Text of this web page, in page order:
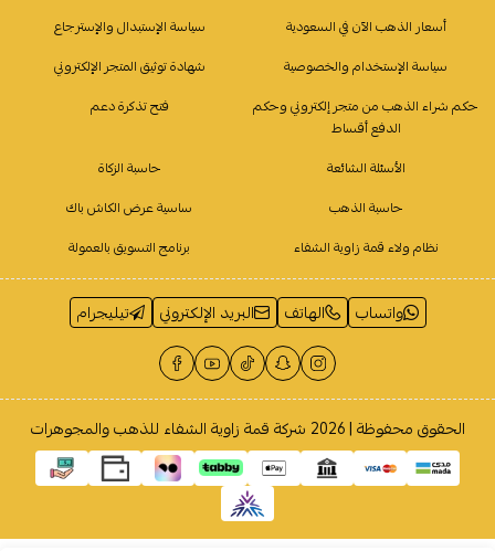
أسعار الذهب الآن في السعودية
سياسة الإستبدال والإسترجاع
سياسة الإستخدام والخصوصية
شهادة توثيق المتجر الإلكتروني
حكم شراء الذهب من متجر إلكتروني وحكم
الدفع أقساط
فتح تذكرة دعم
الأسئلة الشائعة
حاسبة الزكاة
حاسبة الذهب
ساسية عرض الكاش باك
نظام ولاء قمة زاوية الشفاء
برنامج التسويق بالعمولة
واتساب الهاتف البريد الإلكتروني تيليجرام
الحقوق محفوظة | 2026 شركة قمة زاوية الشفاء للذهب والمجوهرات